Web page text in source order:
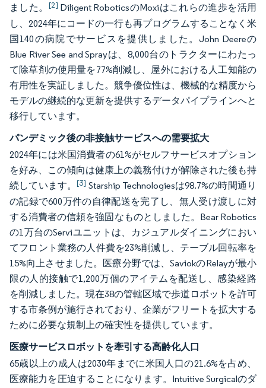
ました。 [2] Diligent RoboticsのMoxiはこれらの進歩を活用
し、2024年にコードの一行も再プログラムすることなく米
国140の病院でサービスを提供しました。John Deereの
Blue River See and Sprayは、8,000台のトラクターにわたっ
て除草剤の使用量を77%削減し、屋外における人工知能の
有用性を実証しました。競争優位性は、機械的な精度から
モデルの継続的な更新を提供するデータパイプラインへと
移行しています。
パンデミック後の非接触サービスへの需要拡大
2024年には米国消費者の61%がセルフサービスオプション
を好み、この傾向は健康上の義務付けが解除された後も持
続しています。[3] Starship Technologiesは98.7%の時間通り
の記録で600万件の自律配送を完了し、無人受け渡しに対
する消費者の信頼を強固なものとしました。Bear Robotics
の1万台のServiユニットは、カジュアルダイニングにおい
てフロント業務の人件費を23%削減し、テーブル回転率を
15%向上させました。医療分野では、SaviokのRelayが最小
限の人的接触で1,200万個のアイテムを配送し、感染経路
を削減しました。現在38の管轄区域で歩道ロボットを許可
する市条例が施行されており、企業がフリートを拡大する
ために必要な規制上の確実性を提供しています。
医療サービスロボットを牽引する高齢化人口
65歳以上の成人は2030年までに米国人口の21.6%を占め、
医療能力を圧迫することになります。Intuitive Surgicalのダ